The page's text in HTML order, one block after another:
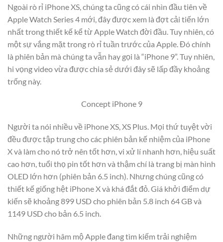
Ngoài rò rỉ iPhone XS, chúng ta cũng có cái nhìn đầu tiên về
Apple Watch Series 4 mới, đây được xem là đợt cải tiến lớn
nhất trong thiết kế kể từ Apple Watch đời đầu. Tuy nhiên, có
một sự vắng mặt trong rò rỉ tuần trước của Apple. Đó chính
là phiên bản mà chúng ta vẫn hay gọi là “iPhone 9”. Tuy nhiên,
hi vọng video vừa được chia sẻ dưới đây sẽ lấp đầy khoảng
trống này.
Concept iPhone 9
Người ta nói nhiều về iPhone XS, XS Plus. Mọi thứ tuyệt vời
đều được tập trung cho các phiên bản kế nhiệm của iPhone
X và làm cho nó trở nên tốt hơn, vi xử lí nhanh hơn, hiệu suất
cao hơn, tuổi thọ pin tốt hơn và thậm chí là trang bị màn hình
OLED lớn hơn (phiên bản 6.5 inch). Nhưng chúng cũng có
thiết kế giống hệt iPhone X và khá đắt đỏ. Giá khởi điểm dự
kiến sẽ khoảng 899 USD cho phiên bản 5.8 inch 64 GB và
1149 USD cho bản 6.5 inch.
Những người hâm mộ Apple đang tìm kiếm trải nghiệm